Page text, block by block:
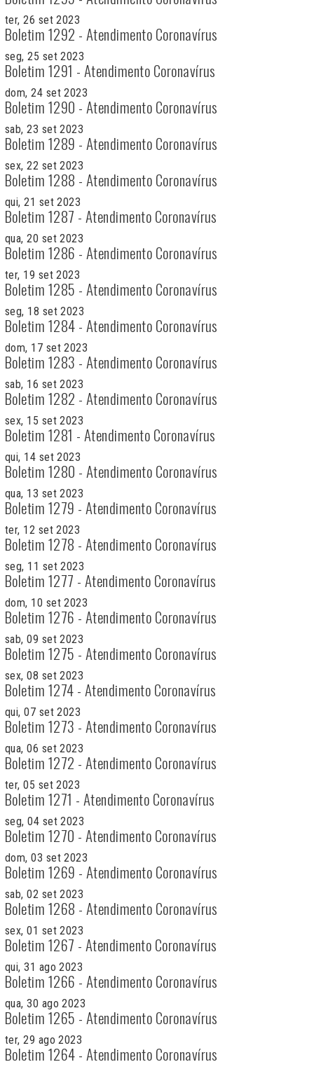
ter, 26 set 2023
Boletim 1292 - Atendimento Coronavírus
seg, 25 set 2023
Boletim 1291 - Atendimento Coronavírus
dom, 24 set 2023
Boletim 1290 - Atendimento Coronavírus
sab, 23 set 2023
Boletim 1289 - Atendimento Coronavírus
sex, 22 set 2023
Boletim 1288 - Atendimento Coronavírus
qui, 21 set 2023
Boletim 1287 - Atendimento Coronavírus
qua, 20 set 2023
Boletim 1286 - Atendimento Coronavírus
ter, 19 set 2023
Boletim 1285 - Atendimento Coronavírus
seg, 18 set 2023
Boletim 1284 - Atendimento Coronavírus
dom, 17 set 2023
Boletim 1283 - Atendimento Coronavírus
sab, 16 set 2023
Boletim 1282 - Atendimento Coronavírus
sex, 15 set 2023
Boletim 1281 - Atendimento Coronavírus
qui, 14 set 2023
Boletim 1280 - Atendimento Coronavírus
qua, 13 set 2023
Boletim 1279 - Atendimento Coronavírus
ter, 12 set 2023
Boletim 1278 - Atendimento Coronavírus
seg, 11 set 2023
Boletim 1277 - Atendimento Coronavírus
dom, 10 set 2023
Boletim 1276 - Atendimento Coronavírus
sab, 09 set 2023
Boletim 1275 - Atendimento Coronavírus
sex, 08 set 2023
Boletim 1274 - Atendimento Coronavírus
qui, 07 set 2023
Boletim 1273 - Atendimento Coronavírus
qua, 06 set 2023
Boletim 1272 - Atendimento Coronavírus
ter, 05 set 2023
Boletim 1271 - Atendimento Coronavírus
seg, 04 set 2023
Boletim 1270 - Atendimento Coronavírus
dom, 03 set 2023
Boletim 1269 - Atendimento Coronavírus
sab, 02 set 2023
Boletim 1268 - Atendimento Coronavírus
sex, 01 set 2023
Boletim 1267 - Atendimento Coronavírus
qui, 31 ago 2023
Boletim 1266 - Atendimento Coronavírus
qua, 30 ago 2023
Boletim 1265 - Atendimento Coronavírus
ter, 29 ago 2023
Boletim 1264 - Atendimento Coronavírus